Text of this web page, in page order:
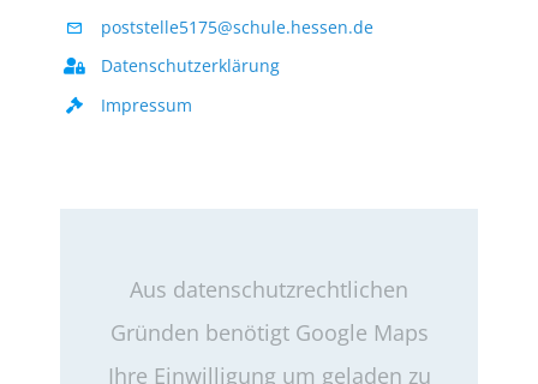
poststelle5175@schule.hessen.de
Datenschutzerklärung
Impressum
Aus datenschutzrechtlichen
Gründen benötigt Google Maps
Ihre Einwilligung um geladen zu